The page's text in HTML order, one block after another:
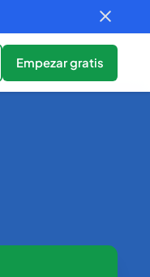
Empezar gratis